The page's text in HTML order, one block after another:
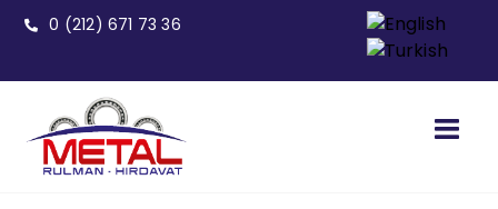
0 (212) 671 73 36